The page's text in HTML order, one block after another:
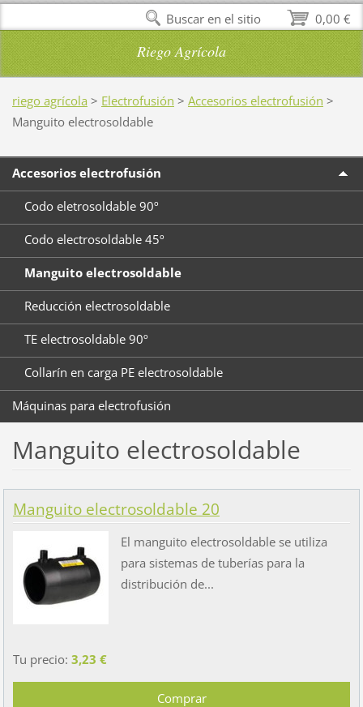
Riego Agrícola
riego agrícola > Electrofusión > Accesorios electrofusión >
Manguito electrosoldable
Accesorios electrofusión
Codo eletrosoldable 90º
Codo electrosoldable 45º
Manguito electrosoldable
Reducción electrosoldable
TE electrosoldable 90º
Collarín en carga PE electrosoldable
Máquinas para electrofusión
Manguito electrosoldable
Manguito electrosoldable 20
El manguito electrosoldable se utiliza
para sistemas de tuberías para la
distribución de...
Tu precio: 3,23 €
0,00 €
Buscar en el sitio